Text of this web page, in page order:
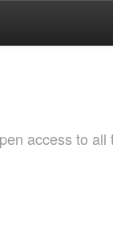
access to